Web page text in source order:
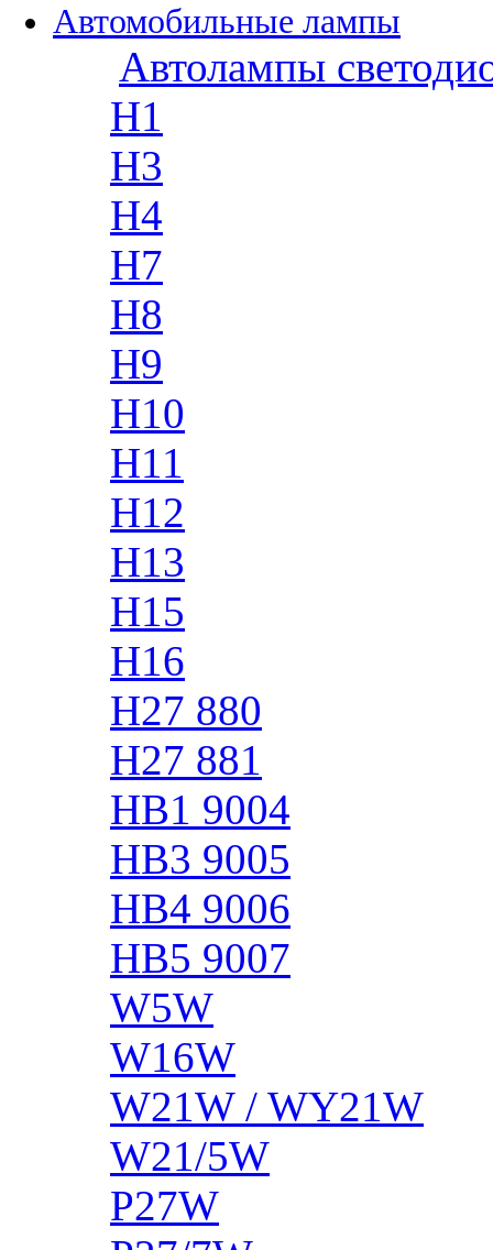
Автомобильные лампы
Автолампы
H1
H3
H4
H7
H8
H9
H10
H11
H12
H13
H15
H16
H27 880
H27 881
HB1 9004
HB3 9005
HB4 9006
HB5 9007
W5W
W16W
W21W / WY21W
W21/5W
P27W